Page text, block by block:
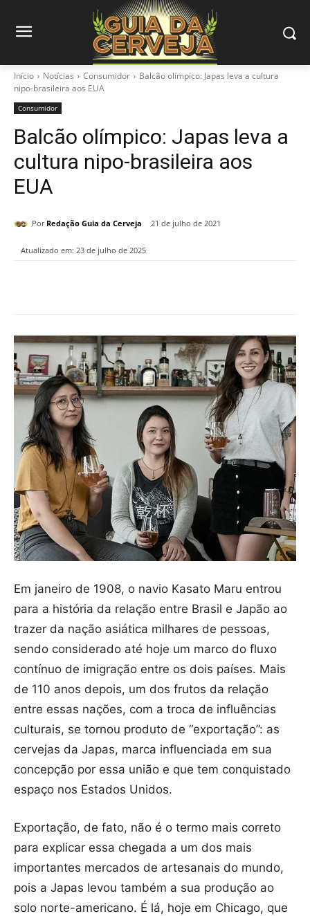
Início Notícias Consumidor
Balcão olímpico: Japas leva a cultura
nipo-brasileira aos EUA
Consumidor
Balcão olímpico: Japas leva a
cultura nipo-brasileira aos
EUA
Por Redação Guia da Cerveja 21 de julho de 2021
Atualizado em: 23 de julho de 2025
Em janeiro de 1908, o navio Kasato Maru entrou
para a história da relação entre Brasil e Japão ao
trazer da nação asiática milhares de pessoas,
sendo considerado até hoje um marco do fluxo
contínuo de imigração entre os dois países. Mais
de 110 anos depois, um dos frutos da relação
entre essas nações, com a troca de influências
culturais, se tornou produto de “exportação”: as
cervejas da Japas, marca influenciada em sua
concepção por essa união e que tem conquistado
espaço nos Estados Unidos.
Exportação, de fato, não é o termo mais correto
para explicar essa chegada a um dos mais
importantes mercados de artesanais do mundo,
pois a Japas levou também a sua produção ao
solo norte-americano. É lá, hoje em Chicago, que